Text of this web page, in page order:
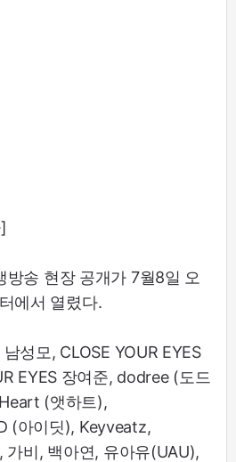
송 현장 공개가 7월8일 오
에서 열렸다.
성모, CLOSE YOUR EYES
EYES 장여준, dodree (도드
(앳하트),
(아이딧), Keyveatz,
가비, 백아연, 유아유(UAU),